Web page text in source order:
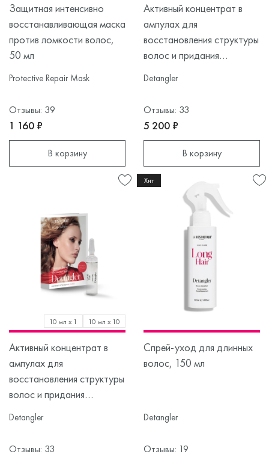
Защитная интенсивно
восстанавливающая маска
против ломкости волос,
50 мл
Protective Repair Mask
Отзывы: 39
1 160 ₽
В корзину
Активный концентрат в
ампулах для
восстановления структуры
волос и придания
бриллиантового блеска,
10 ампул
Detangler
Отзывы: 33
5 200 ₽
В корзину
10 мл х 1 10 мл х 10
Активный концентрат в
ампулах для
восстановления структуры
волос и придания
бриллиантового блеска, 1
ампула
Detangler
Отзывы: 33
Хит
Спрей-уход для длинных
волос, 150 мл
Detangler
Отзывы: 19